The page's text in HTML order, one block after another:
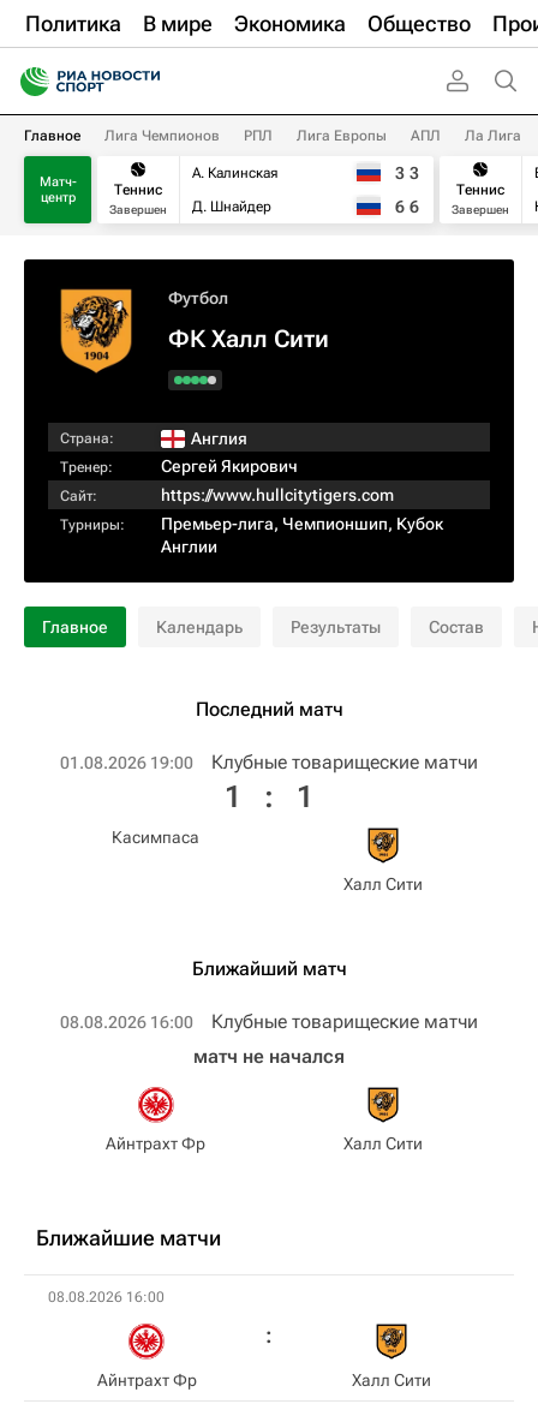
Политика В мире Экономика Общество
Главное Лига Чемпионов РПЛ Лига Европы АПЛ Ла Лига
Матч-
центр
Теннис
Завершен
А. Калинская
Д. Шнайдер
3 3
6 6
Теннис
Завершен
Футбол
ФК Халл Сити
Страна: Англия
Тренер: Сергей Якирович
Сайт: https://www.hullcitytigers.com
Турниры: Премьер-лига, Чемпионшип, Кубок
Англии
Главное Календарь Результаты Состав
Последний матч
01.08.2026 19:00 Клубные товарищеские матчи
Касимпаса
1 : 1
Халл Сити
Ближайший матч
08.08.2026 16:00 Клубные товарищеские матчи
Айнтрахт Фр
матч не начался
Халл Сити
Ближайшие матчи
08.08.2026 16:00
Айнтрахт Фр Халл Сити